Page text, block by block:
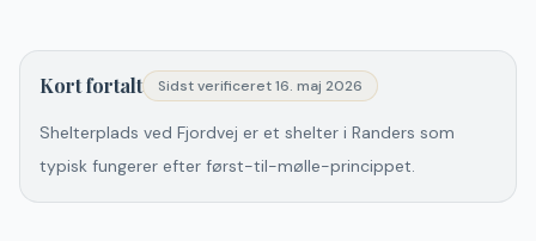
Kort fortalt Sidst verificeret16. maj 2026
Shelterplads ved Fjordvej er et shelter i Randers som
typisk fungerer efter først-til-mølle-princippet.